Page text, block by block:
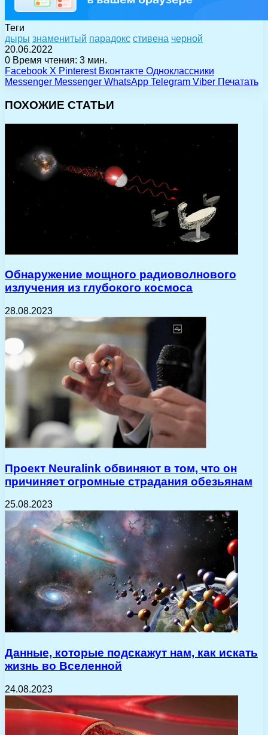
Теги
дыры знаменитый парадокс стивена черной
20.06.2022
0 Время чтения: 3 мин.
Facebook X Pinterest Вконтакте Одноклассники
Messenger Messenger WhatsApp Telegram Viber Печатать
ПОХОЖИЕ СТАТЬИ
Обнаружение мощного радиоволнового
излучения из глубокого космоса
28.08.2023
Проект Neuralink обвиняют в том, что он
причиняет огромные страдания обезьянам
25.08.2023
Данные, которые подскажут нам, как искать
жизнь во Вселенной
24.08.2023